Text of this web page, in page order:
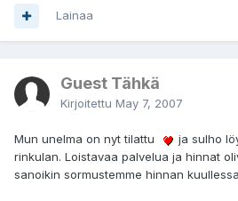
Lainaa
Guest Tähkä
Kirjoitettu May 7, 2007
Mun unelma on nyt tilattu
ja sulho
rinkulan. Loistavaa palvelua ja hinnat
sanoikin sormustemme hinnan